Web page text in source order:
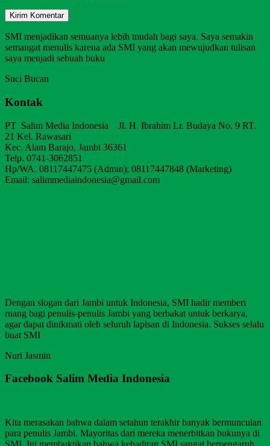
SMI menjadikan semuanya lebih mudah bagi saya. Saya semakin
semangat menulis karena ada SMI yang akan mewujudkan tulisan
saya menjadi sebuah buku
Suci Bucan
Kontak
PT Salim Media Indonesia Jl. H. Ibrahim Lr. Budaya No. 9 RT.
21 Kel. Rawasari
Kec. Alam Barajo, Jambi 36361
Telp. 0741-3062851
Hp/WA. 08117447475 (Admin); 08117447848 (Marketing)
Email: salimmediaindonesia@gmail.com
Dengan slogan dari Jambi untuk Indonesia, SMI hadir memberi
ruang bagi penulis-penulis Jambi yang berbakat untuk berkarya,
agar dapat dinikmati oleh seluruh lapisan di Indonesia. Sukses selalu
buat SMI
Nuri Jasmin
Facebook Salim Media Indonesia
Kita merasakan bahwa dalam setahun terakhir banyak bermunculan
para penulis Jambi. Mayoritas dari mereka menerbitkan bukunya di